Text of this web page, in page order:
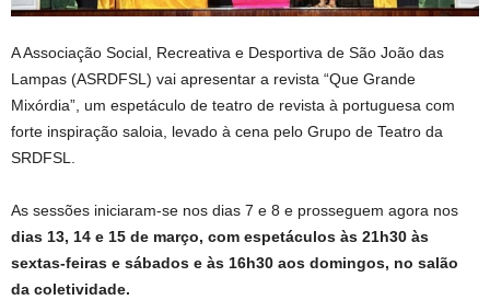
A Associação Social, Recreativa e Desportiva de São João das
Lampas (ASRDFSL) vai apresentar a revista “Que Grande
Mixórdia”, um espetáculo de teatro de revista à portuguesa com
forte inspiração saloia, levado à cena pelo Grupo de Teatro da
SRDFSL.
As sessões iniciaram-se nos dias 7 e 8 e prosseguem agora nos
dias 13, 14 e 15 de março, com espetáculos às 21h30 às
sextas-feiras e sábados e às 16h30 aos domingos, no salão
da coletividade.